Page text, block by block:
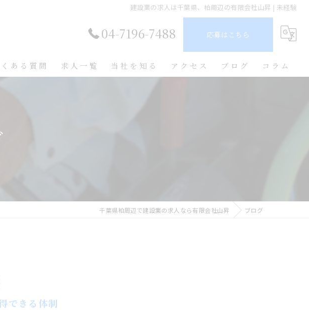
建設業の求人は千葉県、柏周辺の有限会社山昇 | 未経験
04-7196-7488 応募はこちら
くある質問 求人一覧 当社を知る アクセス ブログ コラム
千葉県柏周辺で建設業の求人なら有限会社山昇 ブログ
できる体制